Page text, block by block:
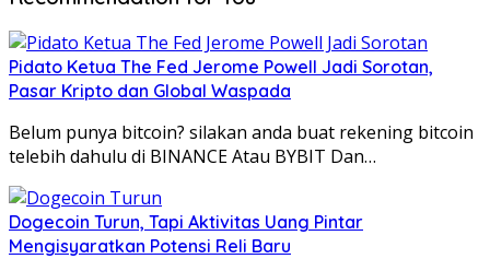
Pidato Ketua The Fed Jerome Powell Jadi Sorotan,
Pasar Kripto dan Global Waspada
Belum punya bitcoin? silakan anda buat rekening bitcoin
telebih dahulu di BINANCE Atau BYBIT Dan…
Dogecoin Turun, Tapi Aktivitas Uang Pintar
Mengisyaratkan Potensi Reli Baru